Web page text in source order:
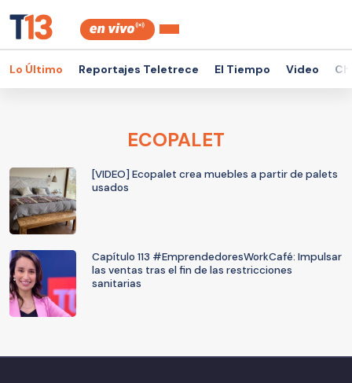
Lo Último Reportajes Teletrece El Tiempo Video
ECOPALET
[VIDEO] Ecopalet crea muebles a partir de palets
usados
Capítulo 113 #EmprendedoresWorkCafé: Impulsar
las ventas tras el fin de las restricciones
sanitarias